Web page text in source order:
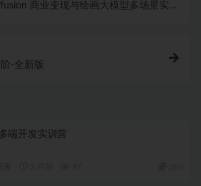
商业变现与绘画大模型多场景实战
-全新版
端开发实训营